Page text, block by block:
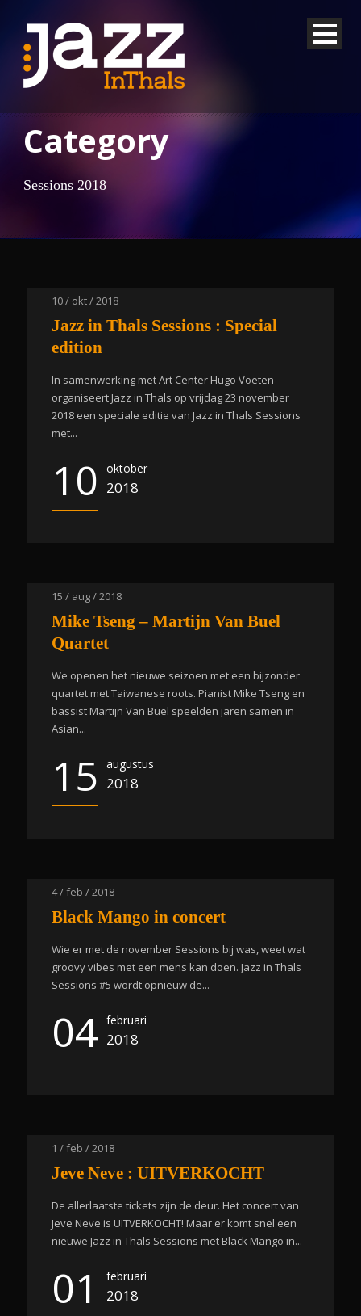
Category
Sessions 2018
10 / okt / 2018
Jazz in Thals Sessions : Special
edition
In samenwerking met Art Center Hugo Voeten
organiseert Jazz in Thals op vrijdag 23 november
2018 een speciale editie van Jazz in Thals Sessions
met...
10 oktober
2018
15 / aug / 2018
Mike Tseng – Martijn Van Buel
Quartet
We openen het nieuwe seizoen met een bijzonder
quartet met Taiwanese roots. Pianist Mike Tseng en
bassist Martijn Van Buel speelden jaren samen in
Asian...
15 augustus
2018
4 / feb / 2018
Black Mango in concert
Wie er met de november Sessions bij was, weet wat
groovy vibes met een mens kan doen. Jazz in Thals
Sessions #5 wordt opnieuw de...
04 februari
2018
1 / feb / 2018
Jeve Neve : UITVERKOCHT
De allerlaatste tickets zijn de deur. Het concert van
Jeve Neve is UITVERKOCHT! Maar er komt snel een
nieuwe Jazz in Thals Sessions met Black Mango in...
01 februari
2018